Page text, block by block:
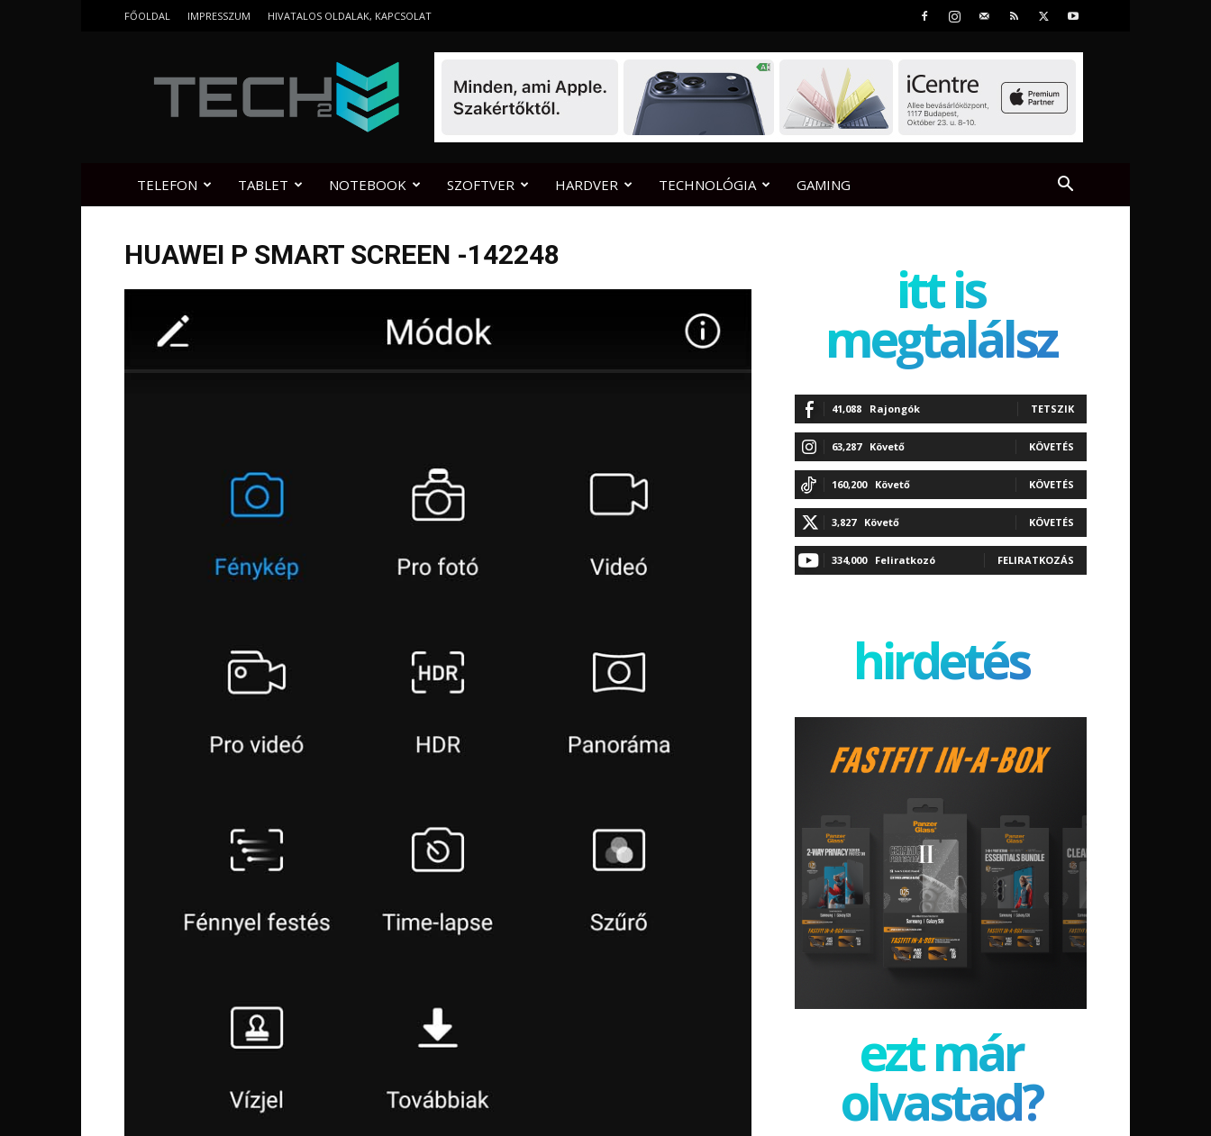
FŐOLDAL IMPRESSZUM HIVATALOS OLDALAK, KAPCSOLAT
TELEFON TABLET NOTEBOOK SZOFTVER HARDVER TECHNOLÓGIA GAMING
HUAWEI P SMART SCREEN -142248
itt is
megtalálsz
41,088 Rajongók TETSZIK
63,287 Követő KÖVETÉS
160,200 Követő KÖVETÉS
3,827 Követő KÖVETÉS
334,000 Feliratkozó FELIRATKOZÁS
hirdetés
ezt már
olvastad?